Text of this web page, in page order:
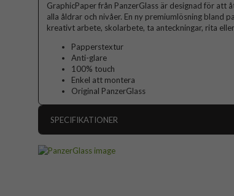
GraphicPaper från PanzerGlass är designad för
alla åldrar och nivåer. En ny premiumlösning bland
kreativt arbete, skolarbete, ta anteckningar, rita
Papperstextur
Anti-glare
100% touch
Enkel att montera
Original PanzerGlass
SPECIFIKATIONER